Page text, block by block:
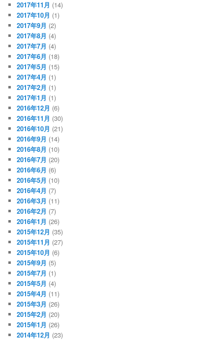
2017年11月 (14)
2017年10月 (1)
2017年9月 (2)
2017年8月 (4)
2017年7月 (4)
2017年6月 (18)
2017年5月 (15)
2017年4月 (1)
2017年2月 (1)
2017年1月 (1)
2016年12月 (6)
2016年11月 (30)
2016年10月 (21)
2016年9月 (14)
2016年8月 (10)
2016年7月 (20)
2016年6月 (6)
2016年5月 (10)
2016年4月 (7)
2016年3月 (11)
2016年2月 (7)
2016年1月 (26)
2015年12月 (35)
2015年11月 (27)
2015年10月 (6)
2015年9月 (5)
2015年7月 (1)
2015年5月 (4)
2015年4月 (11)
2015年3月 (26)
2015年2月 (20)
2015年1月 (26)
2014年12月 (23)